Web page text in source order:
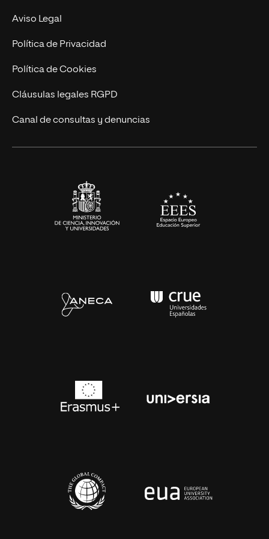
Experto Universitario
Postgrados
Cursos Universitarios
Nuestro Equipo
Trabaja en UNIR
Actualidad
UNIR Revista
Eventos
Aviso Legal
Política de Privacidad
Política de Cookies
Cláusulas legales RGPD
Canal de consultas y denuncias